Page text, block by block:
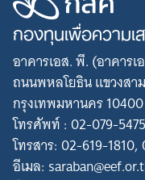
กองทุนเพื่อความ
อาคารเอส. พี. (อาคารเ
ถนนพหลโยธิน แขวงสา
กรุงเทพมหานคร 10400
โทรศัพท์ : 02-079-5475
โทรสาร: 02-619-1810,
อีเมล: